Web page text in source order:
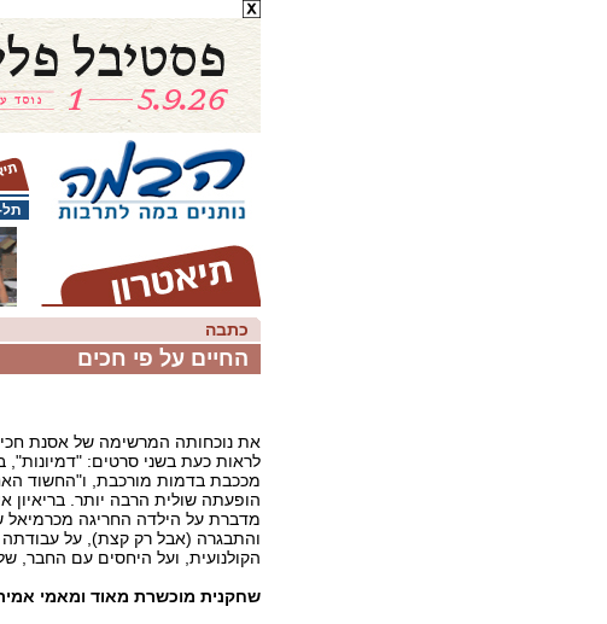
כתבה
החיים על פי חכים
את נוכחותה המרשימה של אסנת
לראות כעת בשני סרטים: "דמיונות",
מככבת בדמות מורכבת, ו"החשוד
הופעתה שולית הרבה יותר. בריאיון
מדברת על הילדה החריגה
והתבגרה (אבל רק קצת), על עבודתה
הקולנועית, ועל היחסים עם החבר,
שחקנית מוכשרת מאוד ומאמי